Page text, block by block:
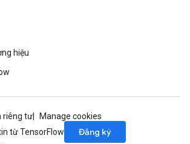
hiệu
riêng tư
Manage cookies
từ TensorFlow
Đăng ký